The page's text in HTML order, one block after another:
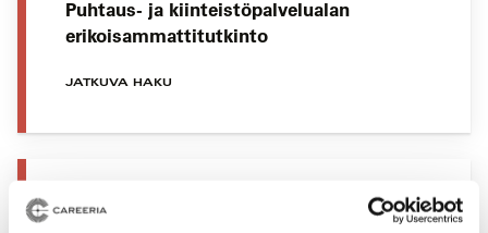
Puhtaus- ja kiinteistöpalvelualan
erikoisammattitutkinto
JATKUVA HAKU
KERAVA